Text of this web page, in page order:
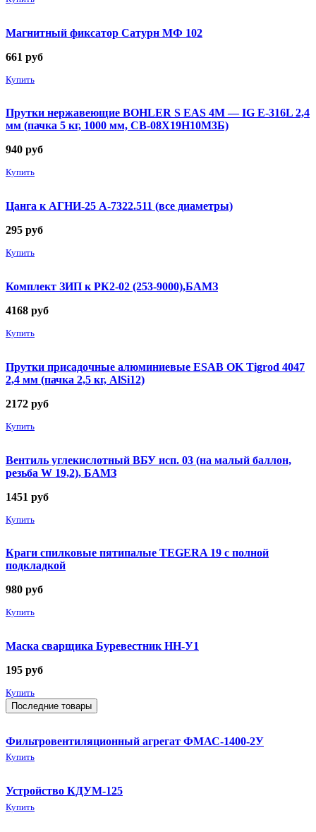
Магнитный фиксатор Сатурн МФ 102
661 руб
Купить
Прутки нержавеющие BOHLER S EAS 4M — IG E-316L 2,4
мм (пачка 5 кг, 1000 мм, СВ-08Х19Н10М3Б)
940 руб
Купить
Цанга к АГНИ-25 А-7322.511 (все диаметры)
295 руб
Купить
Комплект ЗИП к РК2-02 (253-9000),БАМЗ
4168 руб
Купить
Прутки присадочные алюминиевые ESAB OK Tigrod 4047
2,4 мм (пачка 2,5 кг, AlSi12)
2172 руб
Купить
Вентиль углекислотный ВБУ исп. 03 (на малый баллон,
резьба W 19,2), БАМЗ
1451 руб
Купить
Краги спилковые пятипалые TEGERA 19 с полной
подкладкой
980 руб
Купить
Маска сварщика Буревестник НН-У1
195 руб
Купить
Последние товары
Фильтровентиляционный агрегат ФМАС-1400-2У
Купить
Устройство КДУМ-125
Купить